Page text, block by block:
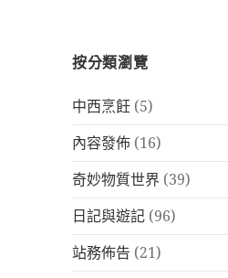
按分類瀏覽
中西烹飪 (5)
內容發佈 (16)
奇妙物質世界 (39)
日記與遊記 (96)
站務佈告 (21)